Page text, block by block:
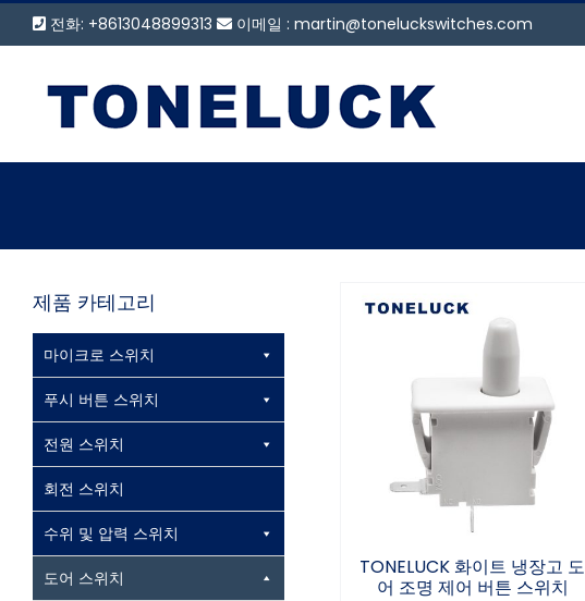
텐
전화: +8613048899313 이메일 : martin@toneluckswitches.com
TONELUCK 화이트 냉장고
도어 조명 제어 버튼 스위치
TONELUCK 화이트 냉장고 도
어 조명 제어 버튼 스위치
제품 카테고리
마이크로 스위치
푸시 버튼 스위치
전원 스위치
회전 스위치
수위 및 압력 스위치
도어 스위치